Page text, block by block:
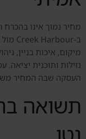
מחיר נמוך אינו בהכרח
מיקום, איכות בניין,
נזילות ותוכנית
העסקה שבה המחיר
תשואה